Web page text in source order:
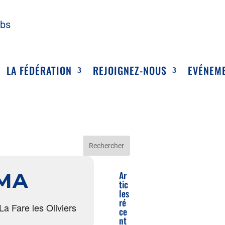
LA FÉDÉRATION REJOIGNEZ-NOUS
Fare les Oliviers
Ar
tic
les
ré
ce
nt